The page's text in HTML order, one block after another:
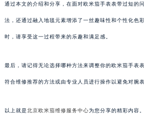
通过本文的介绍和分享，在面对欧米茄手表表带过短的
法，还通过融入地毯元素增添了一丝趣味性和个性化色
时，请享受这一过程带来的乐趣和满足感。
最后，请记得无论选择哪种方法来调整你的欧米茄手表
符合维修推荐的方法或由专业人员进行操作以避免对腕表
以上就是北京欧米茄维修服务中心为您分享的精彩内容